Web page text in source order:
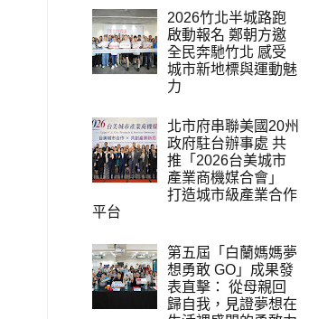
2026竹北半城路跑
啟動報名 鄭朝方邀
全民奔馳竹北 感受
城市新地標與運動魅
力
北市府串聯美國20州
政府駐台辦事處 共
推「2026台美城市
產業商機媒合會」
打造城市級產業合作
平台
第五屆「白蘭媽媽夢
想勇敢 GO」成果發
表直擊： 從母親回
歸自我，見證夢想在